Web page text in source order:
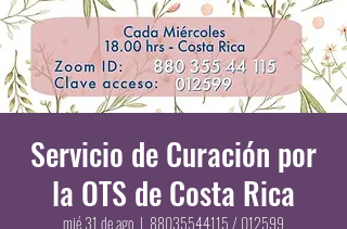
Servicio de Curación por
la OTS de Costa Rica
mié 31 de ago
  |
88035544115 / 012599